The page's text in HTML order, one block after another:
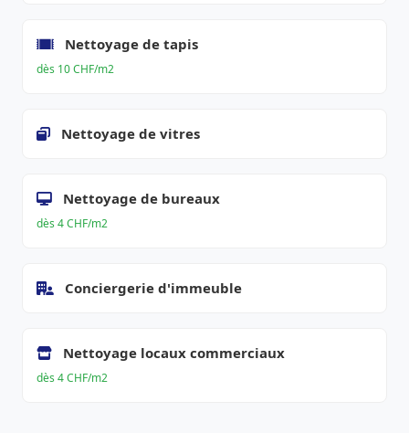
Nettoyage de tapis
dès 10 CHF/m2
Nettoyage de vitres
Nettoyage de bureaux
dès 4 CHF/m2
Conciergerie d'immeuble
Nettoyage locaux commerciaux
dès 4 CHF/m2